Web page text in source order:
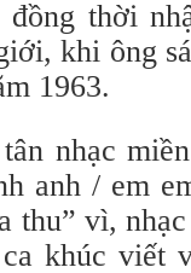
thời
khi ông
1963.
nhạc
anh / em
thu” vì,
khúc viết